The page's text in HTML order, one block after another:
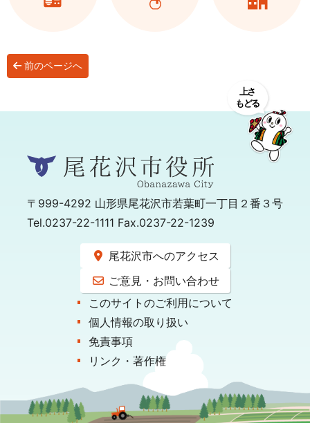
前のページへ
〒999-4292 山形県尾花沢市若葉町一丁目２番３号
Tel.0237-22-1111 Fax.0237-22-1239
尾花沢市へのアクセス
ご意見・お問い合わせ
このサイトのご利用について
個人情報の取り扱い
免責事項
リンク・著作権